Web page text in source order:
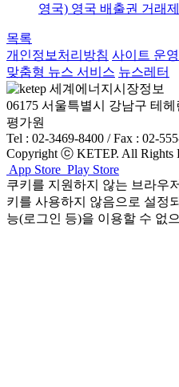
영국) 영국 배출권 거래
목록
개인정보처리방침 사이트 운
맞춤형 뉴스 서비스 뉴스레터
06175 서울특별시 강남구 테
평가원
Tel : 02-3469-8400 / Fax : 02-
Copyright ⓒ KETEP. All Rights
App Store Play Store
쿠키를 지원하지 않는 브라우
키를 사용하지 않음으로 설정
능(로그인 등)을 이용할 수 없